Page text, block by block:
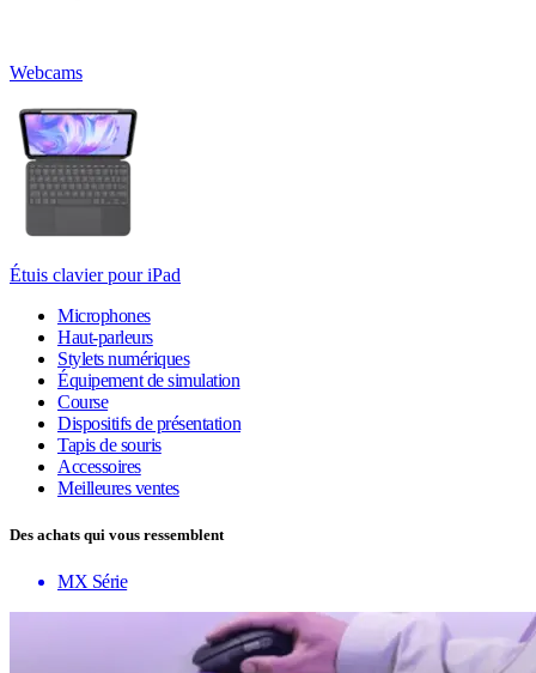
Webcams
Étuis clavier pour iPad
Microphones
Haut-parleurs
Stylets numériques
Équipement de simulation
Course
Dispositifs de présentation
Tapis de souris
Accessoires
Meilleures ventes
Des achats qui vous ressemblent
MX Série